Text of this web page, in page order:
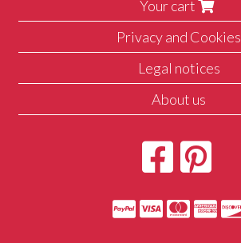
Your cart
Privacy and Cookies
Legal notices
About us